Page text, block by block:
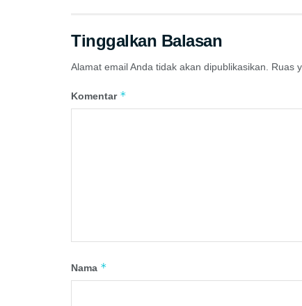
Tinggalkan Balasan
Alamat email Anda tidak akan dipublikasikan. Ruas
Komentar *
Nama *